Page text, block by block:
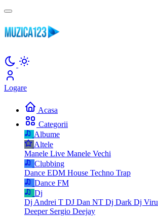
Logare
Acasa
Categorii
Albume
Altele
Manele Live Manele Vechi
Clubbing
Dance EDM House Techno Trap
Dance FM
Dj
Dj Andrei T DJ Dan NT Dj Dark Dj
Deeper Sergio Deejay